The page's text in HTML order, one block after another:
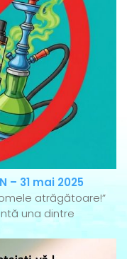
– 31 mai 2025
atrăgătoare!”
una dintre